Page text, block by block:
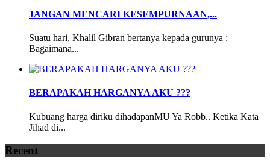
JANGAN MENCARI KESEMPURNAAN,...
Suatu hari, Khalil Gibran bertanya kepada gurunya :
Bagaimana...
BERAPAKAH HARGANYA AKU ???
Kubuang harga diriku dihadapanMU Ya Robb.. Ketika Kata
Jihad di...
Recent